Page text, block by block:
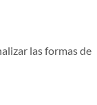
las formas de